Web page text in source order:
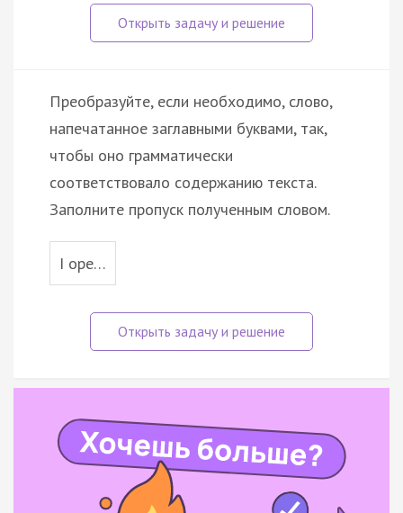
Преобразуйте, если необходимо, слово,
напечатанное заглавными буквами, так,
чтобы оно грамматически
соответствовало содержанию текста.
Заполните пропуск полученным словом.
I ope…